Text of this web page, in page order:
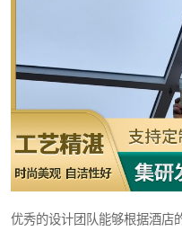
优秀的设计团队能够根据酒店